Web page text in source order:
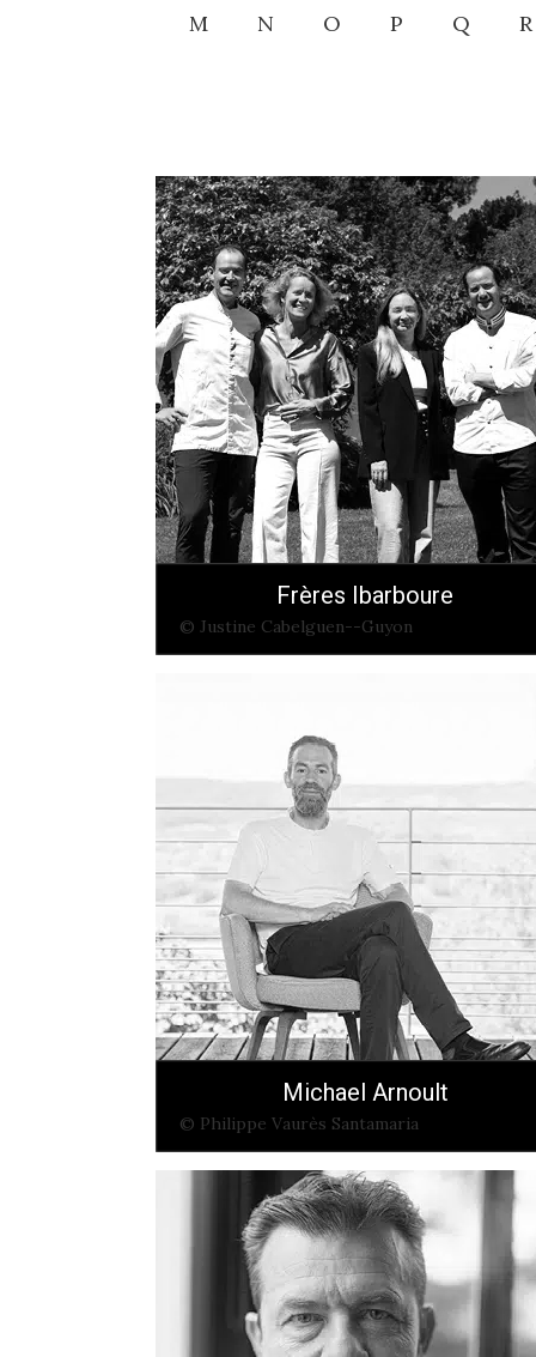
M N O P Q R
Frères Ibarboure
© Justine Cabelguen--Guyon
Michael Arnoult
© Philippe Vaurès Santamaria